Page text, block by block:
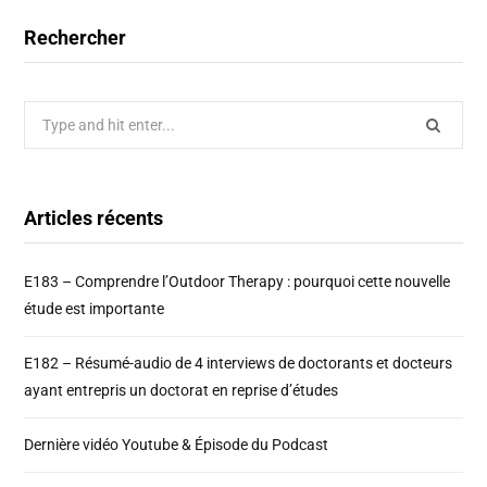
Rechercher
Articles récents
E183 – Comprendre l’Outdoor Therapy : pourquoi cette nouvelle
étude est importante
E182 – Résumé-audio de 4 interviews de doctorants et docteurs
ayant entrepris un doctorat en reprise d’études
Dernière vidéo Youtube & Épisode du Podcast